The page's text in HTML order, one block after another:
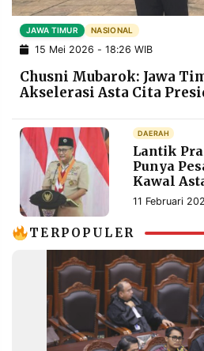
INFORMASI
IKLAN
KIRIM
TULISAN
PENGADUAN TERM
OF
SERVICE
IKUTI
KAMI
RESOLUSI
MEDIA
PRAMUDITA
JAWA TIMUR NASIONAL
15 Mei 2026 - 18:26 WIB
Chusni Mubarok: Jawa
Akselerasi Asta Cita
DAERAH
Lantik
Punya
Kawal
11 Februari
TERPOPULER